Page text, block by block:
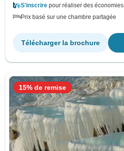
S'inscrire pour réaliser des économies
Prix basé sur une chambre partagée
Télécharger la brochure
15% de remise